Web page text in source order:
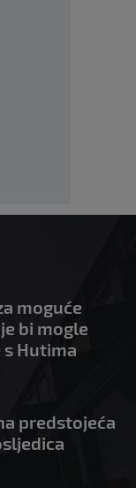
moguće
bi mogle
Hutima
predstojeća